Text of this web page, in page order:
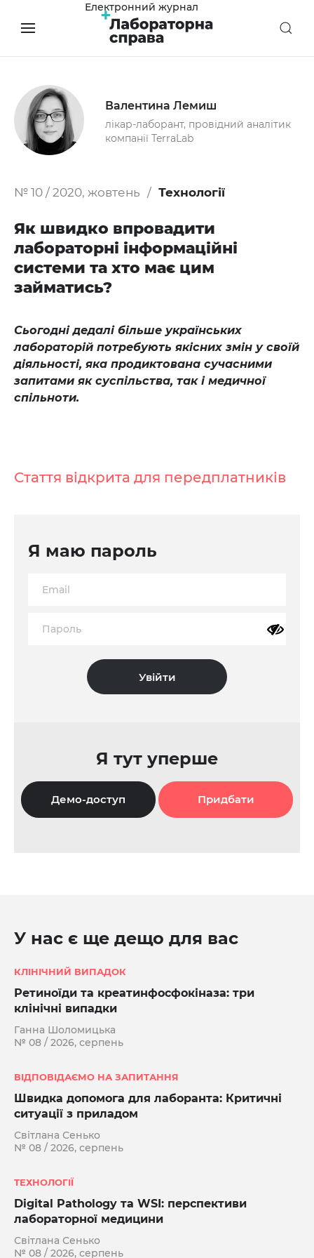
Електронний журнал
Валентина Лемиш
лікар-лаборант, провідний аналітик
компанії TerraLab
№ 10 / 2020, жовтень Технології
Як швидко впровадити
лабораторні інформаційні
системи та хто має цим
займатись?
Сьогодні дедалі більше українських
лабораторій потребують якісних змін у своїй
діяльності, яка продиктована сучасними
запитами як суспільства, так і медичної
спільноти.
Стаття відкрита для передплатників
Я маю пароль
Я тут уперше
Демо-доступ Придбати
У нас є ще дещо для вас
КЛІНІЧНИЙ ВИПАДОК
Ретиноїди та креатинфосфокіназа: три
клінічні випадки
Ганна Шоломицька
№ 08 / 2026, серпень
ВІДПОВІДАЄМО НА ЗАПИТАННЯ
Швидка допомога для лаборанта: Критичні
ситуації з приладом
Світлана Сенько
№ 08 / 2026, серпень
ТЕХНОЛОГІЇ
Digital Pathology та WSI: перспективи
лабораторної медицини
Світлана Сенько
№ 08 / 2026, серпень